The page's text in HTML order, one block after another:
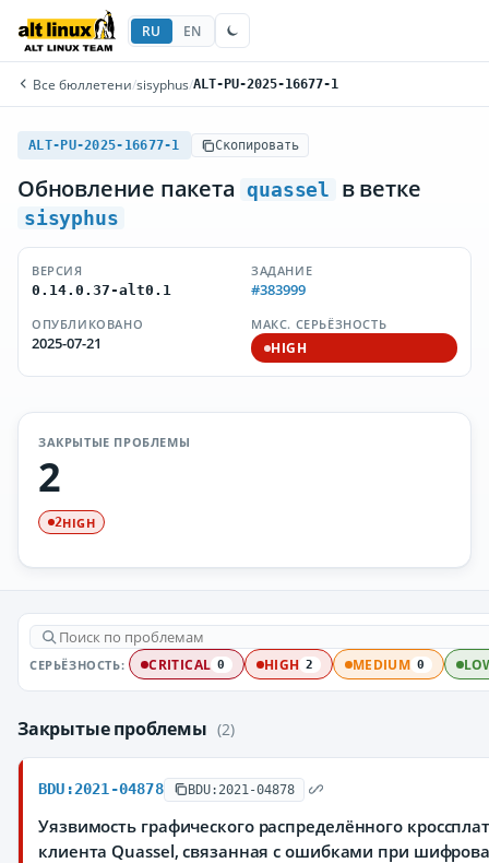
RU EN
Все бюллетени/sisyphus/ALT-PU-2025-16677-1
ALT-PU-2025-16677-1 Скопировать
Обновление пакета quassel в ветке
sisyphus
ВЕРСИЯ
0.14.0.37-alt0.1
ЗАДАНИЕ
#383999
ОПУБЛИКОВАНО
2025-07-21
МАКС. СЕРЬЁЗНОСТЬ
HIGH
ЗАКРЫТЫЕ ПРОБЛЕМЫ
2
2HIGH
СЕРЬЁЗНОСТЬ: CRITICAL 0 HIGH 2 MEDIUM 0
Закрытые проблемы (2)
BDU:2021-04878 BDU:2021-04878
Уязвимость графического распределённого
клиента Quassel, связанная с ошибками при